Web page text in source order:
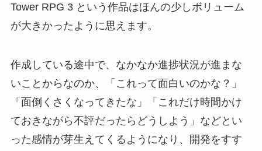
Tower RPG 3 という作品はほんの少しボリューム
が大きかったように思えます。
作成している途中で、なかなか進捗状況が進まな
いことからなのか、「これって面白いのかな？」
「面倒くさくなってきたな」「これだけ時間かけ
ておきながら不評だったらどうしよう」などとい
った感情が芽生えてくるようになり、開発をすす